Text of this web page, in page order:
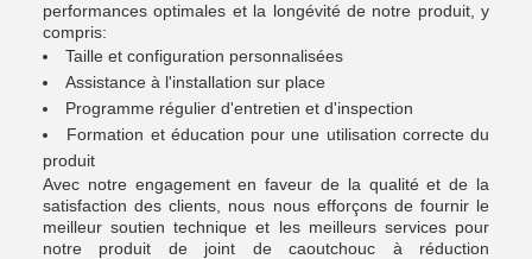
performances optimales et la longévité de notre produit, y
compris:
Taille et configuration personnalisées
Assistance à l'installation sur place
Programme régulier d'entretien et d'inspection
Formation et éducation pour une utilisation correcte du
produit
Avec notre engagement en faveur de la qualité et de la
satisfaction des clients, nous nous efforçons de fournir le
meilleur soutien technique et les meilleurs services pour
notre produit de joint de caoutchouc à réduction